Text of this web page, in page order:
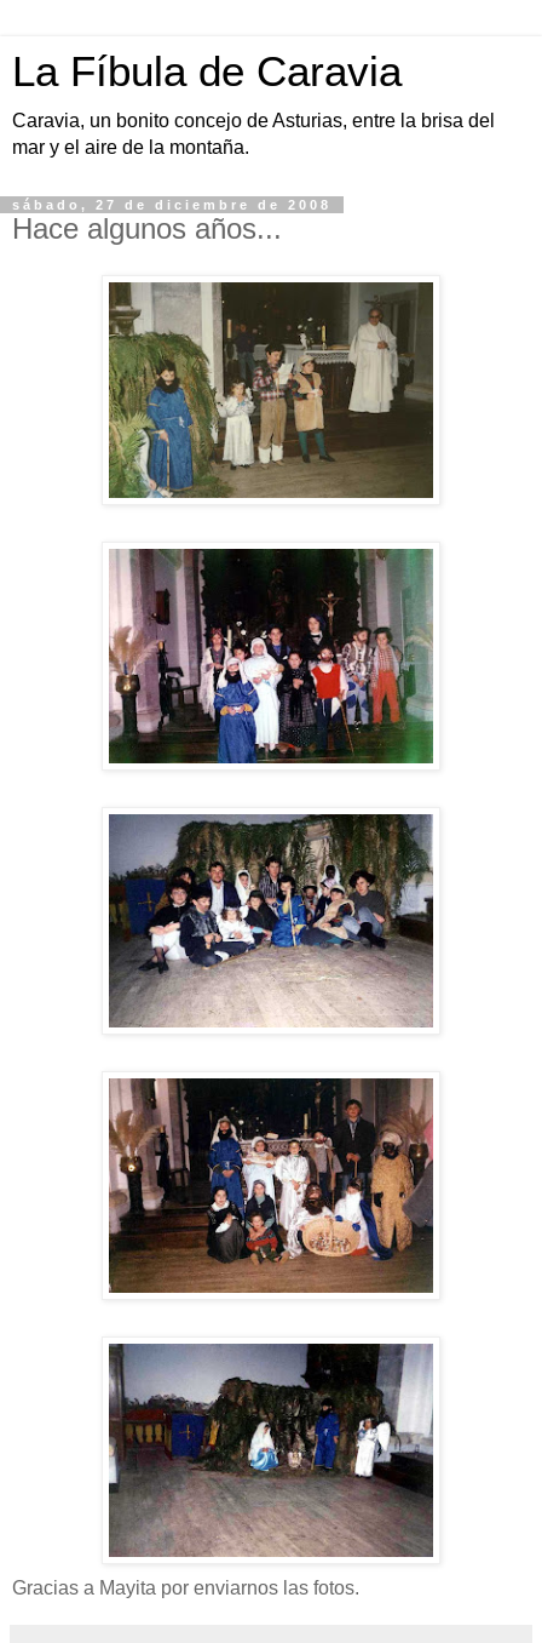
La Fíbula de Caravia
Caravia, un bonito concejo de Asturias, entre la brisa del
mar y el aire de la montaña.
sábado, 27 de diciembre de 2008
Hace algunos años...
Gracias a Mayita por enviarnos las fotos.